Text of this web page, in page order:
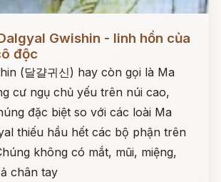
Gwishin - linh hồn của
độc
(달걀귀신) hay còn gọi là Ma
cư ngụ chủ yếu trên núi cao,
đặc biệt so với các loài Ma
thiếu hầu hết các bộ phận trên
không có mắt, mũi, miệng,
chân tay